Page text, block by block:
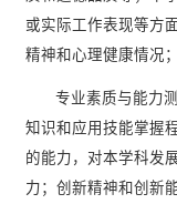
或实际工作表现等方
精神和心理健康情况
专业素质与能力
知识和应用技能掌握
的能力，对本学科发
力；创新精神和创新能